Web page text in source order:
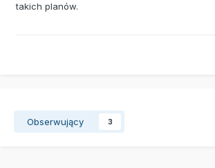
takich planów.
Obserwujący 3